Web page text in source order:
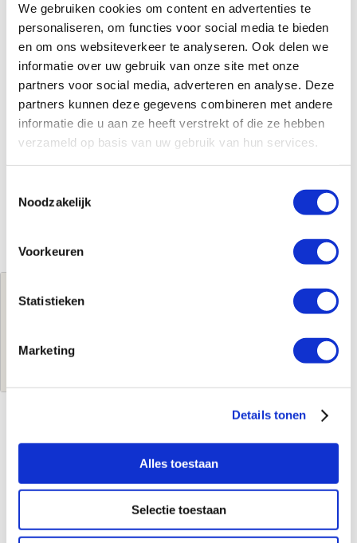
We gebruiken cookies om content en advertenties te
personaliseren, om functies voor social media te bieden
en om ons websiteverkeer te analyseren. Ook delen we
informatie over uw gebruik van onze site met onze
partners voor social media, adverteren en analyse. Deze
partners kunnen deze gegevens combineren met andere
informatie die u aan ze heeft verstrekt of die ze hebben
verzameld op basis van uw gebruik van hun services.
Noodzakelijk
Voorkeuren
Statistieken
Marketing
Details tonen
Alles toestaan
Selectie toestaan
Jouw brutoprijs
Log in voor jouw prijs
Kenmerken
EAN-Code
8719999021805
Paneelradiator
Serie
ULTRA 8 Vlak